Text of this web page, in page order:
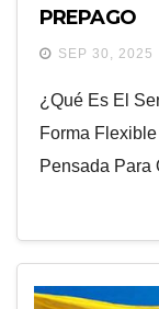
PREPAGO
SEP 30, 2025
¿Qué Es El
Forma
Pensada Para